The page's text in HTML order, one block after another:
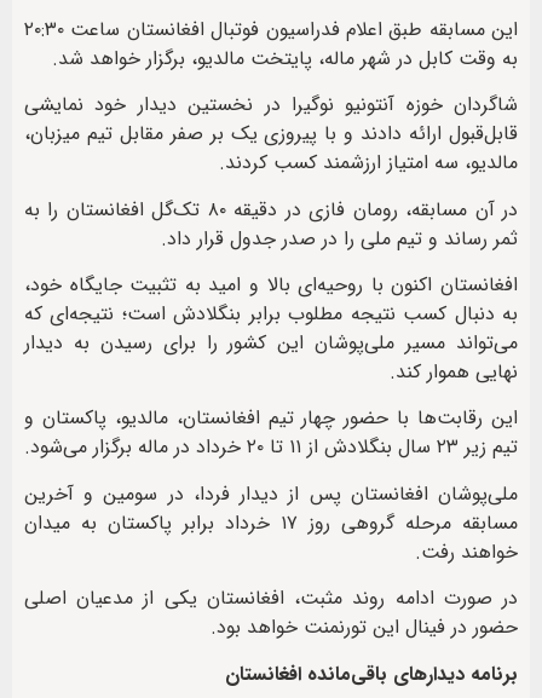
این مسابقه طبق اعلام فدراسیون فوتبال افغانستان ساعت ۲۰:۳۰
به وقت کابل در شهر ماله، پایتخت مالدیو، برگزار خواهد شد.
شاگردان خوزه آنتونیو نوگیرا در نخستین دیدار خود نمایشی
قابل‌قبول ارائه دادند و با پیروزی یک بر صفر مقابل تیم میزبان،
مالدیو، سه امتیاز ارزشمند کسب کردند.
در آن مسابقه، رومان فازی در دقیقه ۸۰ تک‌گل افغانستان را به
ثمر رساند و تیم ملی را در صدر جدول قرار داد.
افغانستان اکنون با روحیه‌ای بالا و امید به تثبیت جایگاه خود،
به دنبال کسب نتیجه مطلوب برابر بنگلادش است؛ نتیجه‌ای که
می‌تواند مسیر ملی‌پوشان این کشور را برای رسیدن به دیدار
نهایی هموار کند.
این رقابت‌ها با حضور چهار تیم افغانستان، مالدیو، پاکستان و
تیم زیر ۲۳ سال بنگلادش از ۱۱ تا ۲۰ خرداد در ماله برگزار می‌شود.
ملی‌پوشان افغانستان پس از دیدار فردا، در سومین و آخرین
مسابقه مرحله گروهی روز ۱۷ خرداد برابر پاکستان به میدان
خواهند رفت.
در صورت ادامه روند مثبت، افغانستان یکی از مدعیان اصلی
حضور در فینال این تورنمنت خواهد بود.
برنامه دیدارهای باقی‌مانده افغانستان